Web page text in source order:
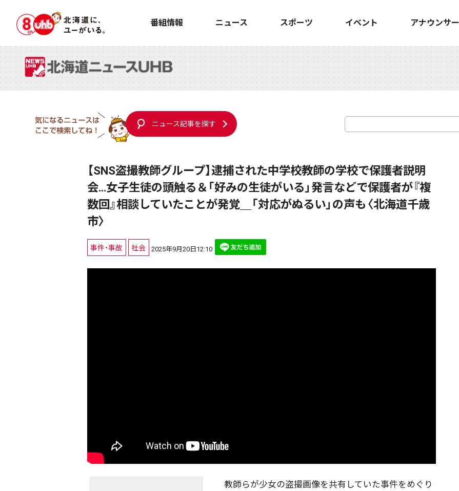
番組情報 ニュース スポーツ イベント アナウンサー
ニュース記事を探す
【SNS盗撮教師グループ】逮捕された中学校教師の学校で保護者説明
会…女子生徒の頭触る＆「好みの生徒がいる」発言などで保護者が『複
数回』相談していたことが発覚＿「対応がぬるい」の声も〈北海道千歳
市〉
事件・事故 社会 2025年9月20日12:10
教師らが少女の盗撮画像を共有していた事件をめぐり